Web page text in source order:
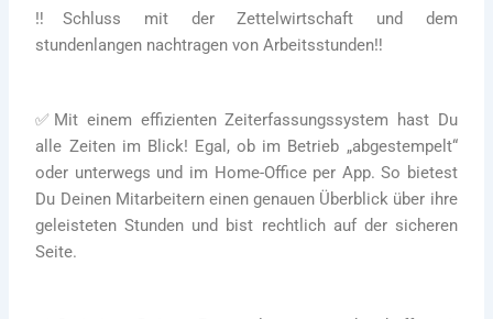
‼Schluss mit der Zettelwirtschaft und dem
stundenlangen nachtragen von Arbeitsstunden‼
✅ Mit einem effizienten Zeiterfassungssystem hast Du
alle Zeiten im Blick! Egal, ob im Betrieb „abgestempelt“
oder unterwegs und im Home-Office per App. So bietest
Du Deinen Mitarbeitern einen genauen Überblick über ihre
geleisteten Stunden und bist rechtlich auf der sicheren
Seite.